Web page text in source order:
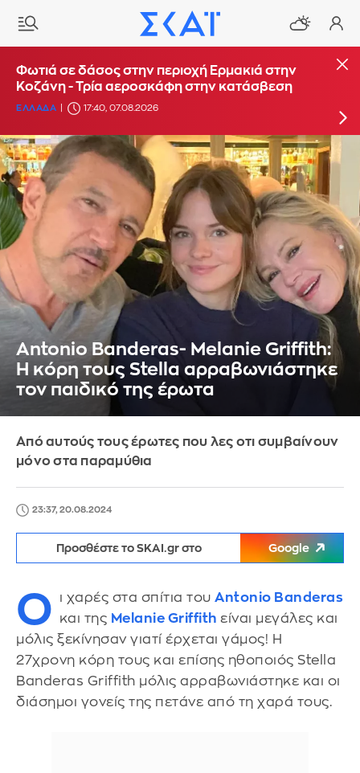
Φωτιά στο Στεφάνι Κορίνθου - Μήνυμα από το
112 για ετοιμότητα
ΕΛΛΑΔΑ 16:29, 07.08.2026
Φωτιά σε δάσος στην περιοχή Ερμακιά στην
Κοζάνη - Τρία αεροσκάφη στην κατάσβεση
ΕΛΛΑΔΑ 17:40, 07.08.2026
Antonio Banderas- Melanie Griffith:
Η κόρη τους Stella αρραβωνιάστηκε
τον παιδικό της έρωτα
Από αυτούς τους έρωτες που λες οτι συμβαίνουν
μόνο στα παραμύθια
23:37, 20.08.2024
Προσθέστε το SKAI.gr στο Google
Ο ι χαρές στα σπίτια του Antonio Banderas
και της Melanie Griffith είναι μεγάλες και
μόλις ξεκίνησαν γιατί έρχεται γάμος! Η
27χρονη κόρη τους και επίσης ηθοποιός Stella
Banderas Griffith μόλις αρραβωνιάστηκε και οι
διάσημοι γονείς της πετάνε από τη χαρά τους.